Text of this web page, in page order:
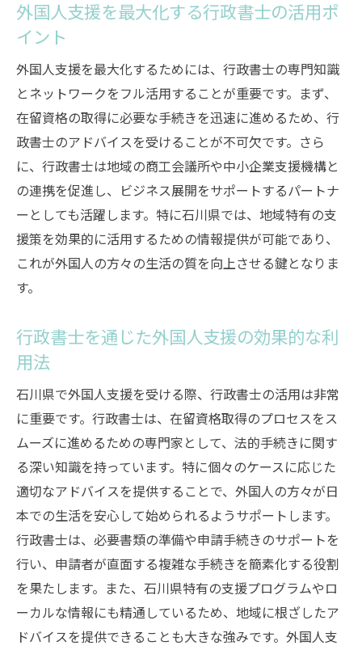
外国人支援を最大化する行政書士の活用ポ
イント
外国人支援を最大化するためには、行政書士の専門知識
とネットワークをフル活用することが重要です。まず、
在留資格の取得に必要な手続きを迅速に進めるため、行
政書士のアドバイスを受けることが不可欠です。さら
に、行政書士は地域の商工会議所や中小企業支援機構と
の連携を促進し、ビジネス展開をサポートするパートナ
ーとしても活躍します。特に石川県では、地域特有の支
援策を効果的に活用するための情報提供が可能であり、
これが外国人の方々の生活の質を向上させる鍵となりま
す。
行政書士を通じた外国人支援の効果的な利
用法
石川県で外国人支援を受ける際、行政書士の活用は非常
に重要です。行政書士は、在留資格取得のプロセスをス
ムーズに進めるための専門家として、法的手続きに関す
る深い知識を持っています。特に個々のケースに応じた
適切なアドバイスを提供することで、外国人の方々が日
本での生活を安心して始められるようサポートします。
行政書士は、必要書類の準備や申請手続きのサポートを
行い、申請者が直面する複雑な手続きを簡素化する役割
を果たします。また、石川県特有の支援プログラムやロ
ーカルな情報にも精通しているため、地域に根ざしたア
ドバイスを提供できることも大きな強みです。外国人支